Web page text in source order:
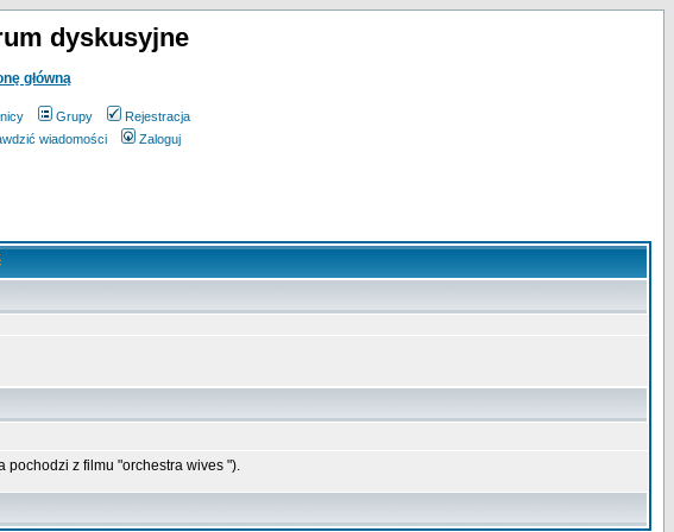
dyskusyjne
główną
Grupy
Rejestracja
wiadomości Zaloguj
pochodzi z filmu "orchestra wives ").